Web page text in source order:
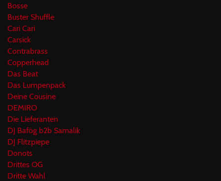
Bosse
Buster Shuffle
Cari Cari
Carsick
Contrabrass
Copperhead
Das Beat
Das Lumpenpack
Deine Cousine
DEMIRO
Die Lieferanten
DJ Bafög b2b Samalik
DJ Flitzpiepe
Donots
Drittes OG
Dritte Wahl